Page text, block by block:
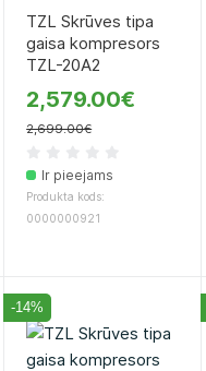
TZL Skrūves tipa
gaisa kompresors
TZL-20A2
2,579.00€
2,699.00€
Ir pieejams
Produkta kods:
0000000921
-14%